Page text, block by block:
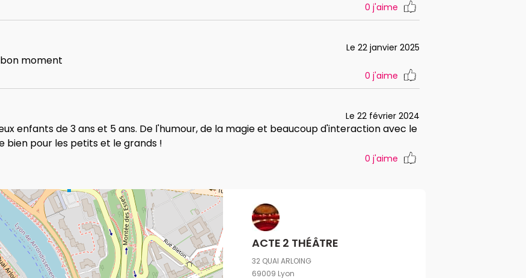
0 j'aime
Le 22 janvier 2025
moment
0 j'aime
Le 22 février 2024
enfants de 3 ans et 5 ans. De l'humour, de la magie et beaucoup d'interaction avec le
bien pour les petits et le grands !
0 j'aime
ACTE 2 THÉÂTRE
32 QUAI ARLOING
69009 Lyon